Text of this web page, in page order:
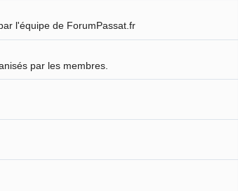
l'équipe de ForumPassat.fr
par les membres.